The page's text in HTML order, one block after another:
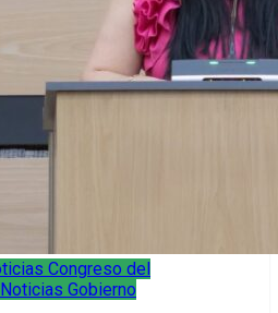
Congreso del
Noticias Gobierno